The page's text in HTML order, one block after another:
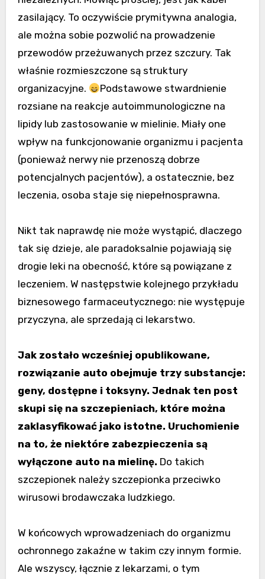
zasilający. To oczywiście prymitywna analogia,
ale można sobie pozwolić na prowadzenie
przewodów przeżuwanych przez szczury. Tak
właśnie rozmieszczone są struktury
organizacyjne.
Podstawowe stwardnienie
rozsiane na reakcje autoimmunologiczne na
lipidy lub zastosowanie w mielinie. Miały one
wpływ na funkcjonowanie organizmu i pacjenta
(ponieważ nerwy nie przenoszą dobrze
potencjalnych pacjentów), a ostatecznie, bez
leczenia, osoba staje się niepełnosprawna.
Nikt tak naprawdę nie może wystąpić, dlaczego
tak się dzieje, ale paradoksalnie pojawiają się
drogie leki na obecność, które są powiązane z
leczeniem. W następstwie kolejnego przykładu
biznesowego farmaceutycznego: nie występuje
przyczyna, ale sprzedają ci lekarstwo.
Jak zostało wcześniej opublikowane,
rozwiązanie auto obejmuje trzy substancje:
geny, dostępne i toksyny. Jednak ten post
skupi się na szczepieniach, które można
zaklasyfikować jako istotne. Uruchomienie
na to, że niektóre zabezpieczenia są
wyłączone auto na mielinę. Do takich
szczepionek należy szczepionka przeciwko
wirusowi brodawczaka ludzkiego.
W końcowych wprowadzeniach do organizmu
ochronnego zakaźne w takim czy innym formie.
Ale wszyscy, łącznie z lekarzami, o tym